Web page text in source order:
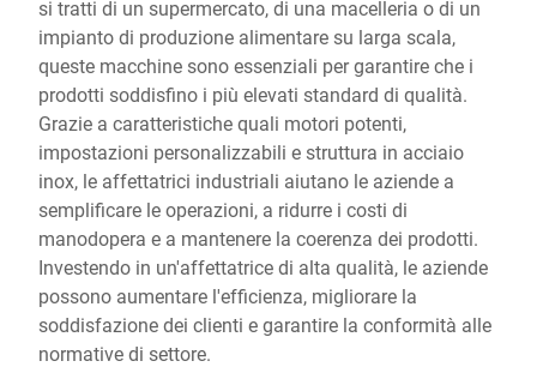
si tratti di un supermercato, di una macelleria o di un
impianto di produzione alimentare su larga scala,
queste macchine sono essenziali per garantire che i
prodotti soddisfino i più elevati standard di qualità.
Grazie a caratteristiche quali motori potenti,
impostazioni personalizzabili e struttura in acciaio
inox, le affettatrici industriali aiutano le aziende a
semplificare le operazioni, a ridurre i costi di
manodopera e a mantenere la coerenza dei prodotti.
Investendo in un'affettatrice di alta qualità, le aziende
possono aumentare l'efficienza, migliorare la
soddisfazione dei clienti e garantire la conformità alle
normative di settore.